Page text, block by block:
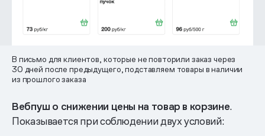
В письмо для клиентов, которые не повторили заказ через
30 дней после предыдущего, подставляем товары в наличии
из прошлого заказа
Вебпуш о снижении цены на товар в корзине.
Показывается при соблюдении двух условий: